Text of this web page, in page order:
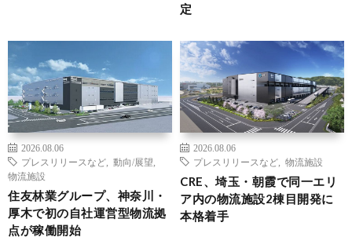
定
2026.08.06
プレスリリースなど
動向/展望
物流施設
住友林業グループ、神奈川・
厚木で初の自社運営型物流拠
点が稼働開始
2026.08.06
プレスリリースなど
物流施設
CRE、埼玉・朝霞で同一エリ
ア内の物流施設2棟目開発に
本格着手